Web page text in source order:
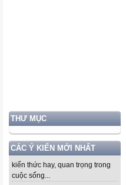
THƯ MỤC
CÁC Ý KIẾN MỚI NHẤT
kiến thức hay, quan trọng trong
cuộc sống...